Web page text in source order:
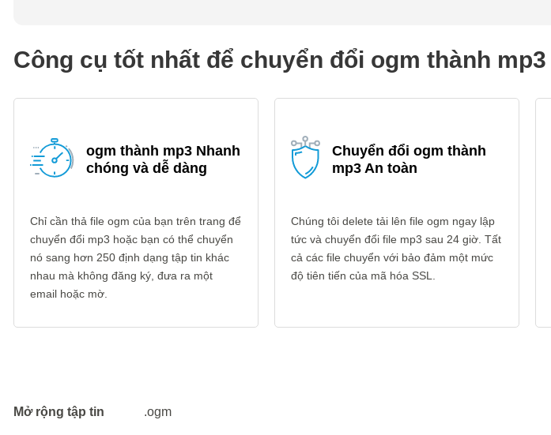
Công cụ tốt nhất để chuyển đổi ogm thành mp3
ogm thành mp3 Nhanh
chóng và dễ dàng
Chỉ cần thả file ogm của bạn trên trang để
chuyển đổi mp3 hoặc bạn có thể chuyển
nó sang hơn 250 định dạng tập tin khác
nhau mà không đăng ký, đưa ra một
email hoặc mờ.
Chuyển đổi ogm thành
mp3 An toàn
Chúng tôi delete tải lên file ogm ngay lập
tức và chuyển đổi file mp3 sau 24 giờ. Tất
cả các file chuyển với bảo đảm một mức
độ tiên tiến của mã hóa SSL.
Mở rộng tập tin .ogm